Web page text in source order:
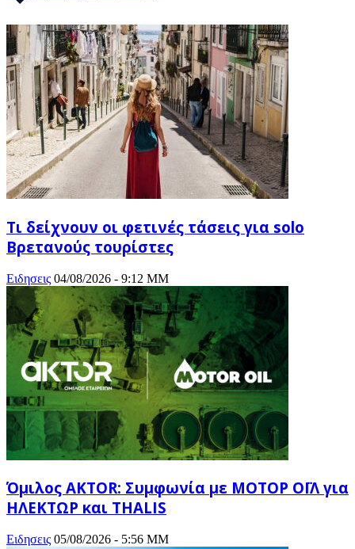
Τι δείχνουν οι φετινές τάσεις για solo
Βρετανούς τουρίστες
Ειδησεις 04/08/2026 - 9:12 ΜΜ
Όμιλος AKTOR: Συμφωνία με ΜΟΤΟΡ ΟΪΛ για
ΗΛΕΚΤΩΡ και THALIS
Ειδησεις 05/08/2026 - 5:56 ΜΜ